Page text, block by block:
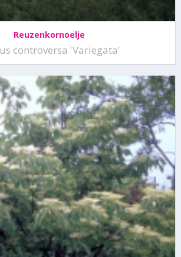
Reuzenkornoelje
controversa 'Variegata'